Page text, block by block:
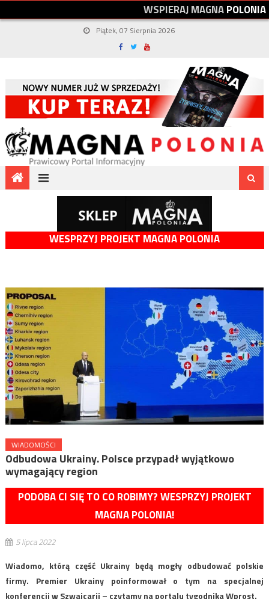
WSPIERAJMAGNAPOLONIA
Piątek, 07 Sierpnia 2026
WESPRZYJ PROJEKT MAGNA POLONIA
WIADOMOŚCI
Odbudowa Ukrainy. Polsce przypadł wyjątkowo
wymagający region
PODOBA CI SIĘ TO CO ROBIMY? WESPRZYJ PROJEKT
MAGNA POLONIA!
5 lipca 2022
Wiadomo, którą część Ukrainy będą mogły odbudować polskie
firmy. Premier Ukrainy poinformował o tym na specjalnej
konferencji w Szwajcarii – czytamy na portalu tygodnika Wprost.